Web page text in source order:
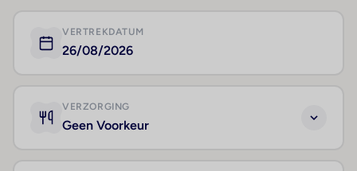
VERTREKDATUM
26/08/2026
VERZORGING
Geen Voorkeur